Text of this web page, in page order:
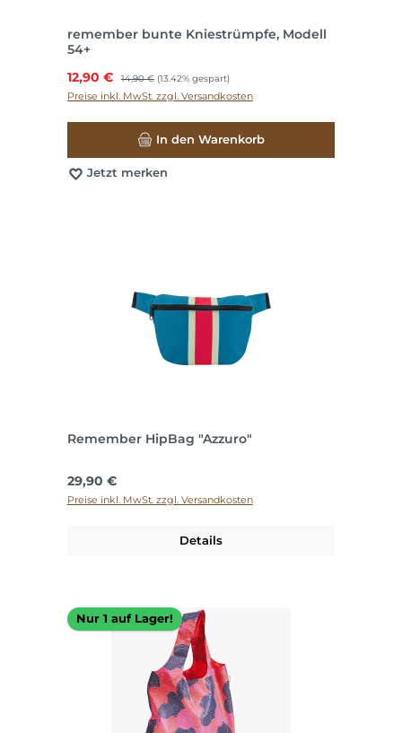
remember bunte Kniestrümpfe, Modell
54+
Verkaufspreis:
12,90 € Regulärer Preis:
14,90 € (13.42% gespart)
Preise inkl. MwSt. zzgl. Versandkosten
In den Warenkorb
Jetzt merken
Remember HipBag "Azzuro"
Regulärer Preis:
29,90 €
Preise inkl. MwSt. zzgl. Versandkosten
Details
Nur 1 auf Lager!